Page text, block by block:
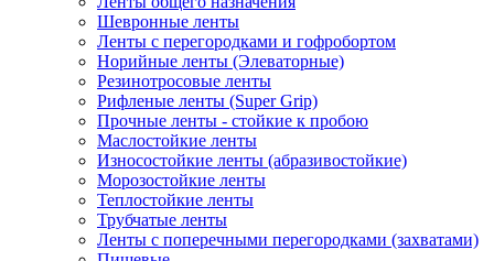
Шевронные ленты
Ленты с перегородками и гофробортом
Норийные ленты (Элеваторные)
Резинотросовые ленты
Рифленые ленты (Super Grip)
Прочные ленты - стойкие к пробою
Маслостойкие ленты
Износостойкие ленты (абразивостойкие)
Морозостойкие ленты
Теплостойкие ленты
Трубчатые ленты
Ленты с поперечными перегородками (захватами)